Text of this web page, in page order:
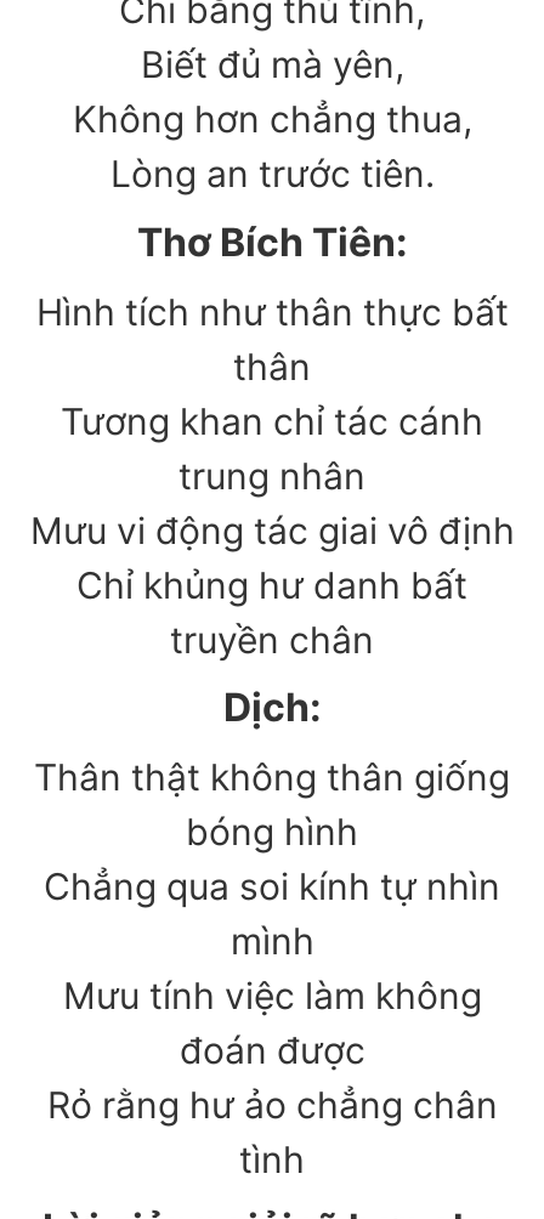
Chi bằng thủ tĩnh,
Biết đủ mà yên,
Không hơn chẳng thua,
Lòng an trước tiên.
Thơ Bích Tiên:
Hình tích như thân thực bất
thân
Tương khan chỉ tác cánh
trung nhân
Mưu vi động tác giai vô định
Chỉ khủng hư danh bất
truyền chân
Dịch:
Thân thật không thân giống
bóng hình
Chẳng qua soi kính tự nhìn
mình
Mưu tính việc làm không
đoán được
Rỏ rằng hư ảo chẳng chân
tình